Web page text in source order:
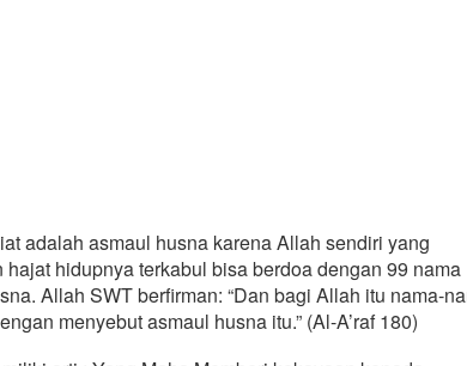
adalah asmaul husna karena Allah sendiri yang
hidupnya terkabul bisa berdoa dengan 99 nama
Allah SWT berfirman: “Dan bagi Allah itu nama-
menyebut asmaul husna itu.” (Al-A’raf 180)